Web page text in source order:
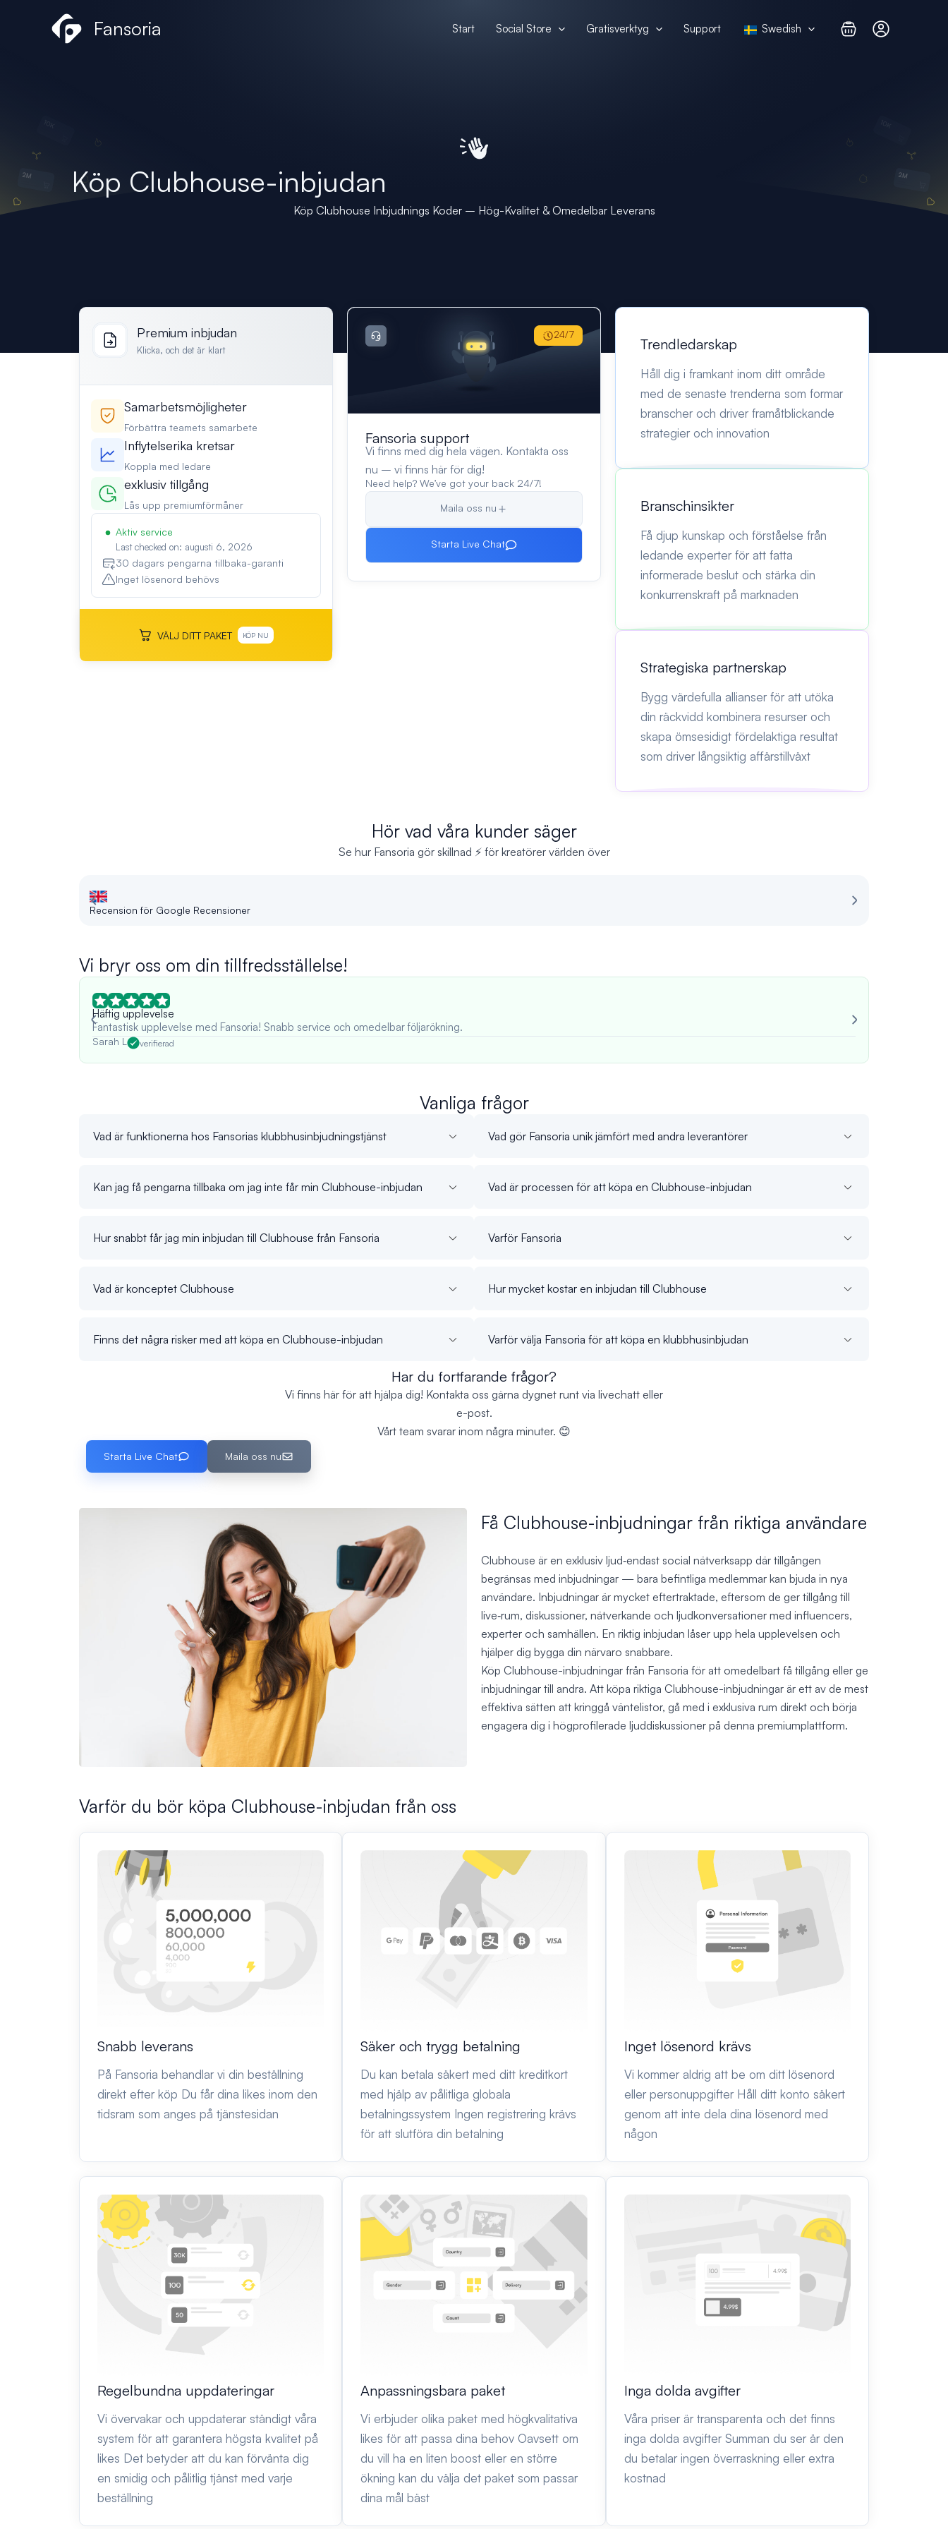
Fansoria Start Social Store Gratisverktyg Support Swedish
Köp Clubhouse-inbjudan
Köp Clubhouse Inbjudnings Koder – Hög-Kvalitet & Omedelbar Leverans
Premium inbjudan
Klicka, och det är klart
Samarbetsmöjligheter
Förbättra teamets samarbete
Inflytelserika kretsar
Koppla med ledare
exklusiv tillgång
Lås upp premiumförmåner
Aktiv service
Last checked on: augusti 6, 2026
30 dagars pengarna tillbaka-garanti
Inget lösenord behövs
VÄLJ DITT PAKET KÖP NU
Fansoria support
Vi finns med dig hela vägen. Kontakta oss
nu – vi finns här för dig!
Need help? We’ve got your back 24/7!
Maila oss nu
Starta Live Chat
24/7
Trendledarskap
Håll dig i framkant inom ditt område
med de senaste trenderna som formar
branscher och driver framåtblickande
strategier och innovation
Branschinsikter
Få djup kunskap och förståelse från
ledande experter för att fatta
informerade beslut och stärka din
konkurrenskraft på marknaden
Strategiska partnerskap
Bygg värdefulla allianser för att utöka
din räckvidd kombinera resurser och
skapa ömsesidigt fördelaktiga resultat
som driver långsiktig affärstillväxt
Hör vad våra kunder säger
Se hur Fansoria gör skillnad ⚡ för kreatörer världen över
Recension för Google Recensioner
Vi bryr oss om din tillfredsställelse!
Häftig upplevelse
Fantastisk upplevelse med Fansoria! Snabb service och omedelbar följarökning.
Sarah L verifierad
Vanliga frågor
Vad är funktionerna hos Fansorias klubbhusinbjudningstjänst
Kan jag få pengarna tillbaka om jag inte får min Clubhouse-inbjudan
Hur snabbt får jag min inbjudan till Clubhouse från Fansoria
Vad är konceptet Clubhouse
Finns det några risker med att köpa en Clubhouse-inbjudan
Vad gör Fansoria unik jämfört med andra leverantörer
Vad är processen för att köpa en Clubhouse-inbjudan
Varför Fansoria
Hur mycket kostar en inbjudan till Clubhouse
Varför välja Fansoria för att köpa en klubbhusinbjudan
Har du fortfarande frågor?
Vi finns här för att hjälpa dig! Kontakta oss gärna dygnet runt via livechatt eller
e-post.
Vårt team svarar inom några minuter. 😊
Starta Live Chat Maila oss nu
Få Clubhouse-inbjudningar från riktiga användare
Clubhouse är en exklusiv ljud‑endast social nätverksapp där tillgången
begränsas med inbjudningar — bara befintliga medlemmar kan bjuda in nya
användare. Inbjudningar är mycket eftertraktade, eftersom de ger tillgång till
live‑rum, diskussioner, nätverkande och ljudkonversationer med influencers,
experter och samhällen. En riktig inbjudan låser upp hela upplevelsen och
hjälper dig bygga din närvaro snabbare.
Köp Clubhouse-inbjudningar från Fansoria för att omedelbart få tillgång eller ge
inbjudningar till andra. Att köpa riktiga Clubhouse-inbjudningar är ett av de mest
effektiva sätten att kringgå väntelistor, gå med i exklusiva rum direkt och börja
engagera dig i högprofilerade ljuddiskussioner på denna premiumplattform.
Varför du bör köpa Clubhouse-inbjudan från oss
Snabb leverans
På Fansoria behandlar vi din beställning
direkt efter köp Du får dina likes inom den
tidsram som anges på tjänstesidan
Säker och trygg betalning
Du kan betala säkert med ditt kreditkort
med hjälp av pålitliga globala
betalningssystem Ingen registrering krävs
för att slutföra din betalning
Inget lösenord krävs
Vi kommer aldrig att be om ditt lösenord
eller personuppgifter Håll ditt konto säkert
genom att inte dela dina lösenord med
någon
Regelbundna uppdateringar
Vi övervakar och uppdaterar ständigt våra
system för att garantera högsta kvalitet på
likes Det betyder att du kan förvänta dig
en smidig och pålitlig tjänst med varje
beställning
Anpassningsbara paket
Vi erbjuder olika paket med högkvalitativa
likes för att passa dina behov Oavsett om
du vill ha en liten boost eller en större
ökning kan du välja det paket som passar
dina mål bäst
Inga dolda avgifter
Våra priser är transparenta och det finns
inga dolda avgifter Summan du ser är den
du betalar ingen överraskning eller extra
kostnad